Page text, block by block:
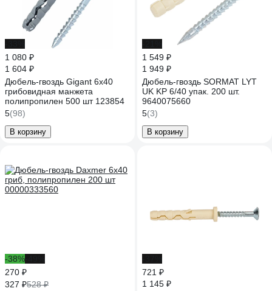
1 080 ₽
1 604 ₽
Дюбель-гвоздь Gigant 6x40
грибовидная манжета
полипропилен 500 шт 123854
5(98)
В корзину
1 549 ₽
1 949 ₽
Дюбель-гвоздь SORMAT LYT
UK KP 6/40 упак. 200 шт.
9640075660
5(3)
В корзину
-38%
270 ₽
327 ₽528 ₽
721 ₽
1 145 ₽